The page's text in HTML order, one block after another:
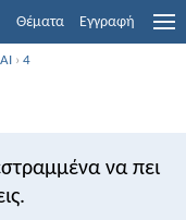
Θέματα Εγγραφή
›4
να πει